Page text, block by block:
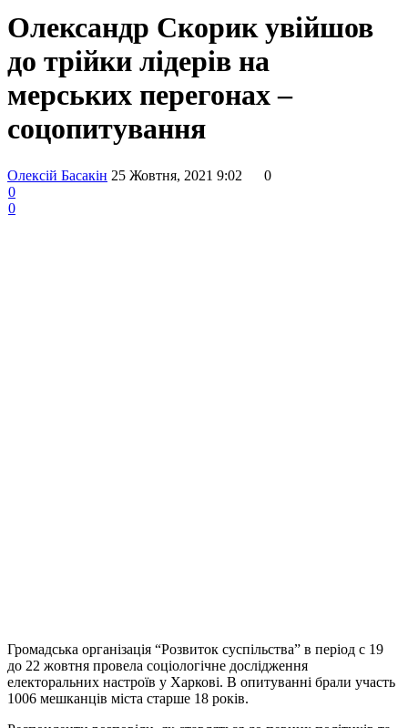
Олександр Скорик увійшов
до трійки лідерів на
мерських перегонах –
соцопитування
Олексій Басакін 25 Жовтня, 2021 9:02
0
0
0
Громадська організація “Розвиток суспільства” в період с 19
до 22 жовтня провела соціологічне дослідження
електоральних настроїв у Харкові. В опитуванні брали участь
1006 мешканців міста старше 18 років.